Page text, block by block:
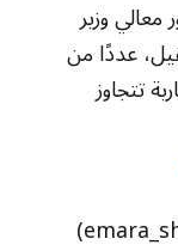
معالي وزير
عددًا من
تتجاوز